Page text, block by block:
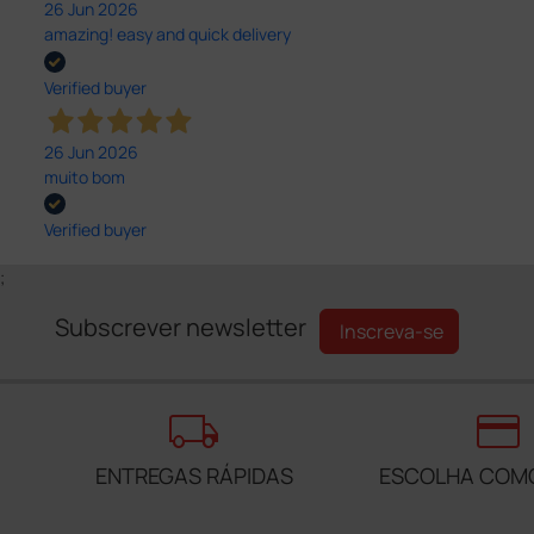
26 Jun 2026
amazing! easy and quick delivery
Verified buyer
26 Jun 2026
muito bom
Verified buyer
;
Subscrever newsletter Inscreva-se
local_shipping
ENTREGAS RÁPIDAS
credit_card
ESCOLHA